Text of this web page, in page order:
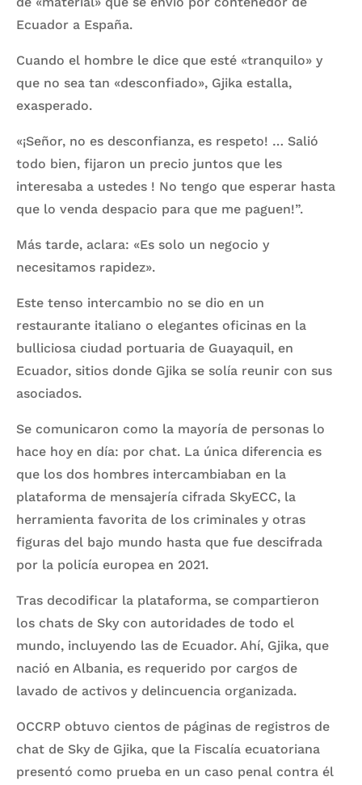
Ecuador a España.
Cuando el hombre le dice que esté «tranquilo» y
que no sea tan «desconfiado», Gjika estalla,
exasperado.
«¡Señor, no es desconfianza, es respeto! … Salió
todo bien, fijaron un precio juntos que les
interesaba a ustedes ! No tengo que esperar hasta
que lo venda despacio para que me paguen!”.
Más tarde, aclara: «Es solo un negocio y
necesitamos rapidez».
Este tenso intercambio no se dio en un
restaurante italiano o elegantes oficinas en la
bulliciosa ciudad portuaria de Guayaquil, en
Ecuador, sitios donde Gjika se solía reunir con sus
asociados.
Se comunicaron como la mayoría de personas lo
hace hoy en día: por chat. La única diferencia es
que los dos hombres intercambiaban en la
plataforma de mensajería cifrada SkyECC, la
herramienta favorita de los criminales y otras
figuras del bajo mundo hasta que fue descifrada
por la policía europea en 2021.
Tras decodificar la plataforma, se compartieron
los chats de Sky con autoridades de todo el
mundo, incluyendo las de Ecuador. Ahí, Gjika, que
nació en Albania, es requerido por cargos de
lavado de activos y delincuencia organizada.
OCCRP obtuvo cientos de páginas de registros de
chat de Sky de Gjika, que la Fiscalía ecuatoriana
presentó como prueba en un caso penal contra él